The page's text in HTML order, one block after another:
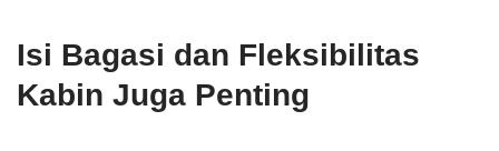
Isi Bagasi dan Fleksibilitas
Kabin Juga Penting